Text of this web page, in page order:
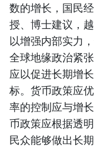
数的增长，国民
授、博士建议，
以增强内部实力
全球地缘政治紧
应以促进长期增
标。货币政策应
率的控制应与增
币政策应根据透
民众能够做出长期